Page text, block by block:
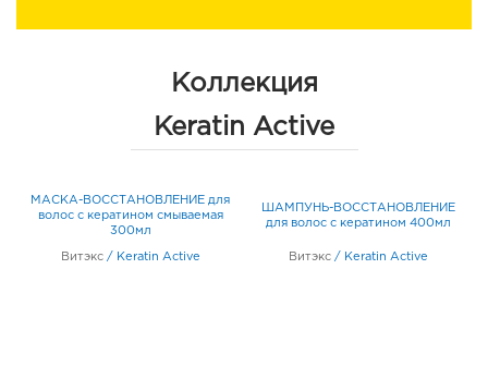
Коллекция
Keratin Active
МАСКА-ВОССТАНОВЛЕНИЕ для
волос с кератином смываемая
300мл
Витэкс / Keratin Active
ШАМПУНЬ-ВОССТАНОВЛЕНИЕ
для волос с кератином 400мл
Витэкс / Keratin Active